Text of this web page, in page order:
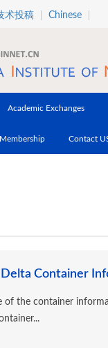
术投稿 Chinese
Academic Exchanges
Membership Contact
Delta Container
of the container